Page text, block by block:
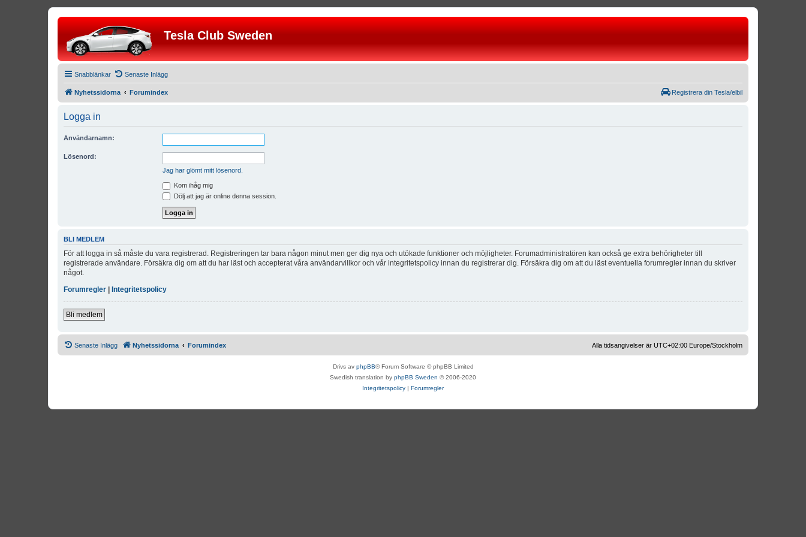
Tesla Club Sweden
Snabblänkar Senaste Inlägg
Nyhetssidorna Forumindex Registrera din Tesla/elbil
Logga in
Användarnamn:
Lösenord:
Jag har glömt mitt lösenord.
Kom ihåg mig
Dölj att jag är online denna session.
BLI MEDLEM
För att logga in så måste du vara registrerad. Registreringen tar bara någon minut men ger dig nya och utökade funktioner och möjligheter. Forumadministratören kan också ge extra behörigheter till
registrerade användare. Försäkra dig om att du har läst och accepterat våra användarvillkor och vår integritetspolicy innan du registrerar dig. Försäkra dig om att du läst eventuella forumregler innan du skriver
något.
Forumregler | Integritetspolicy
Bli medlem
Senaste Inlägg Nyhetssidorna Forumindex Alla tidsangivelser är UTC+02:00 Europe/Stockholm
Drivs av phpBB® Forum Software © phpBB Limited
Swedish translation by phpBB Sweden © 2006-2020
Integritetspolicy | Forumregler